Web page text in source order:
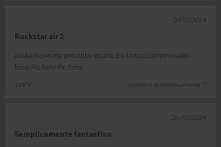
Rockstar air 2
Molto basso ma potrebbe essere più forte si sentono solo i
bassi Più forte Più forte
Leif R.
(tradotto automaticamente *)
07/12/2024
Semplicemente fantastico
26/10/2024